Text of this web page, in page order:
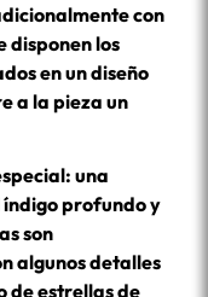
con
disponen los
en un diseño
a la pieza un
una
profundo y
son
algunos detalles
de estrellas de